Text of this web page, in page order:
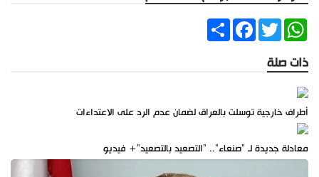
ShareFacebookTwitter
WhatsApp
ذات صلة
أطراف خارجية توسلت بالعراق لضمان عدم الرد على الاعتداءات
معادلة جديدة لـ "صنعاء".. "التصعيد بالتصعيد"+ فيديو